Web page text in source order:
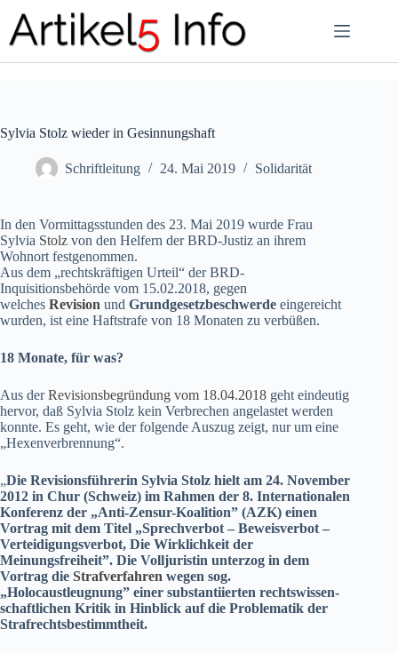
Inhalt
springen
Sylvia Stolz wieder in Gesinnungshaft
Schriftleitung 24. Mai 2019 Solidarität
In den Vormittagsstunden des 23. Mai 2019 wurde Frau
Sylvia Stolz von den Helfern der BRD-Justiz an ihrem
Wohnort festgenommen.
Aus dem „rechtskräftigen Urteil“ der BRD-
Inquisitionsbehörde vom 15.02.2018, gegen
welches Revision und Grundgesetzbeschwerde eingereicht
wurden, ist eine Haftstrafe von 18 Monaten zu verbüßen.
18 Monate, für was?
Aus derRevisionsbegründung vom 18.04.2018 geht eindeutig
hervor, daß Sylvia Stolz kein Verbrechen angelastet werden
konnte. Es geht, wie der folgende Auszug zeigt, nur um eine
„Hexenverbrennung“.
„Die Revisionsführerin Sylvia Stolz hielt am 24. November
2012 in Chur (Schweiz) im Rahmen der 8. Internationalen
Konferenz der „Anti-Zensur-Koalition” (AZK) einen
Vortrag mit dem Titel „Sprechverbot – Beweisverbot –
Verteidigungsverbot, Die Wirklichkeit der
Meinungsfreiheit”. Die Volljuristin unterzog in dem
Vortrag die Strafverfahren wegen sog.
„Holocaustleugnung” einer substantiierten rechtswissen-
schaftlichen Kritik in Hinblick auf die Problematik der
Strafrechtsbestimmtheit.